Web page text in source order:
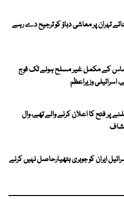
تہران پر معاشی دباؤ کو ترجیح دے رہے
کے مکمل غیر مسلح ہونے تک فوج
اسرائیلی وزیراعظم
پر فتح کا اعلان کرنے والے تھے، وال
ایران کو جوہری ہتھیارحاصل نہیں کرنے